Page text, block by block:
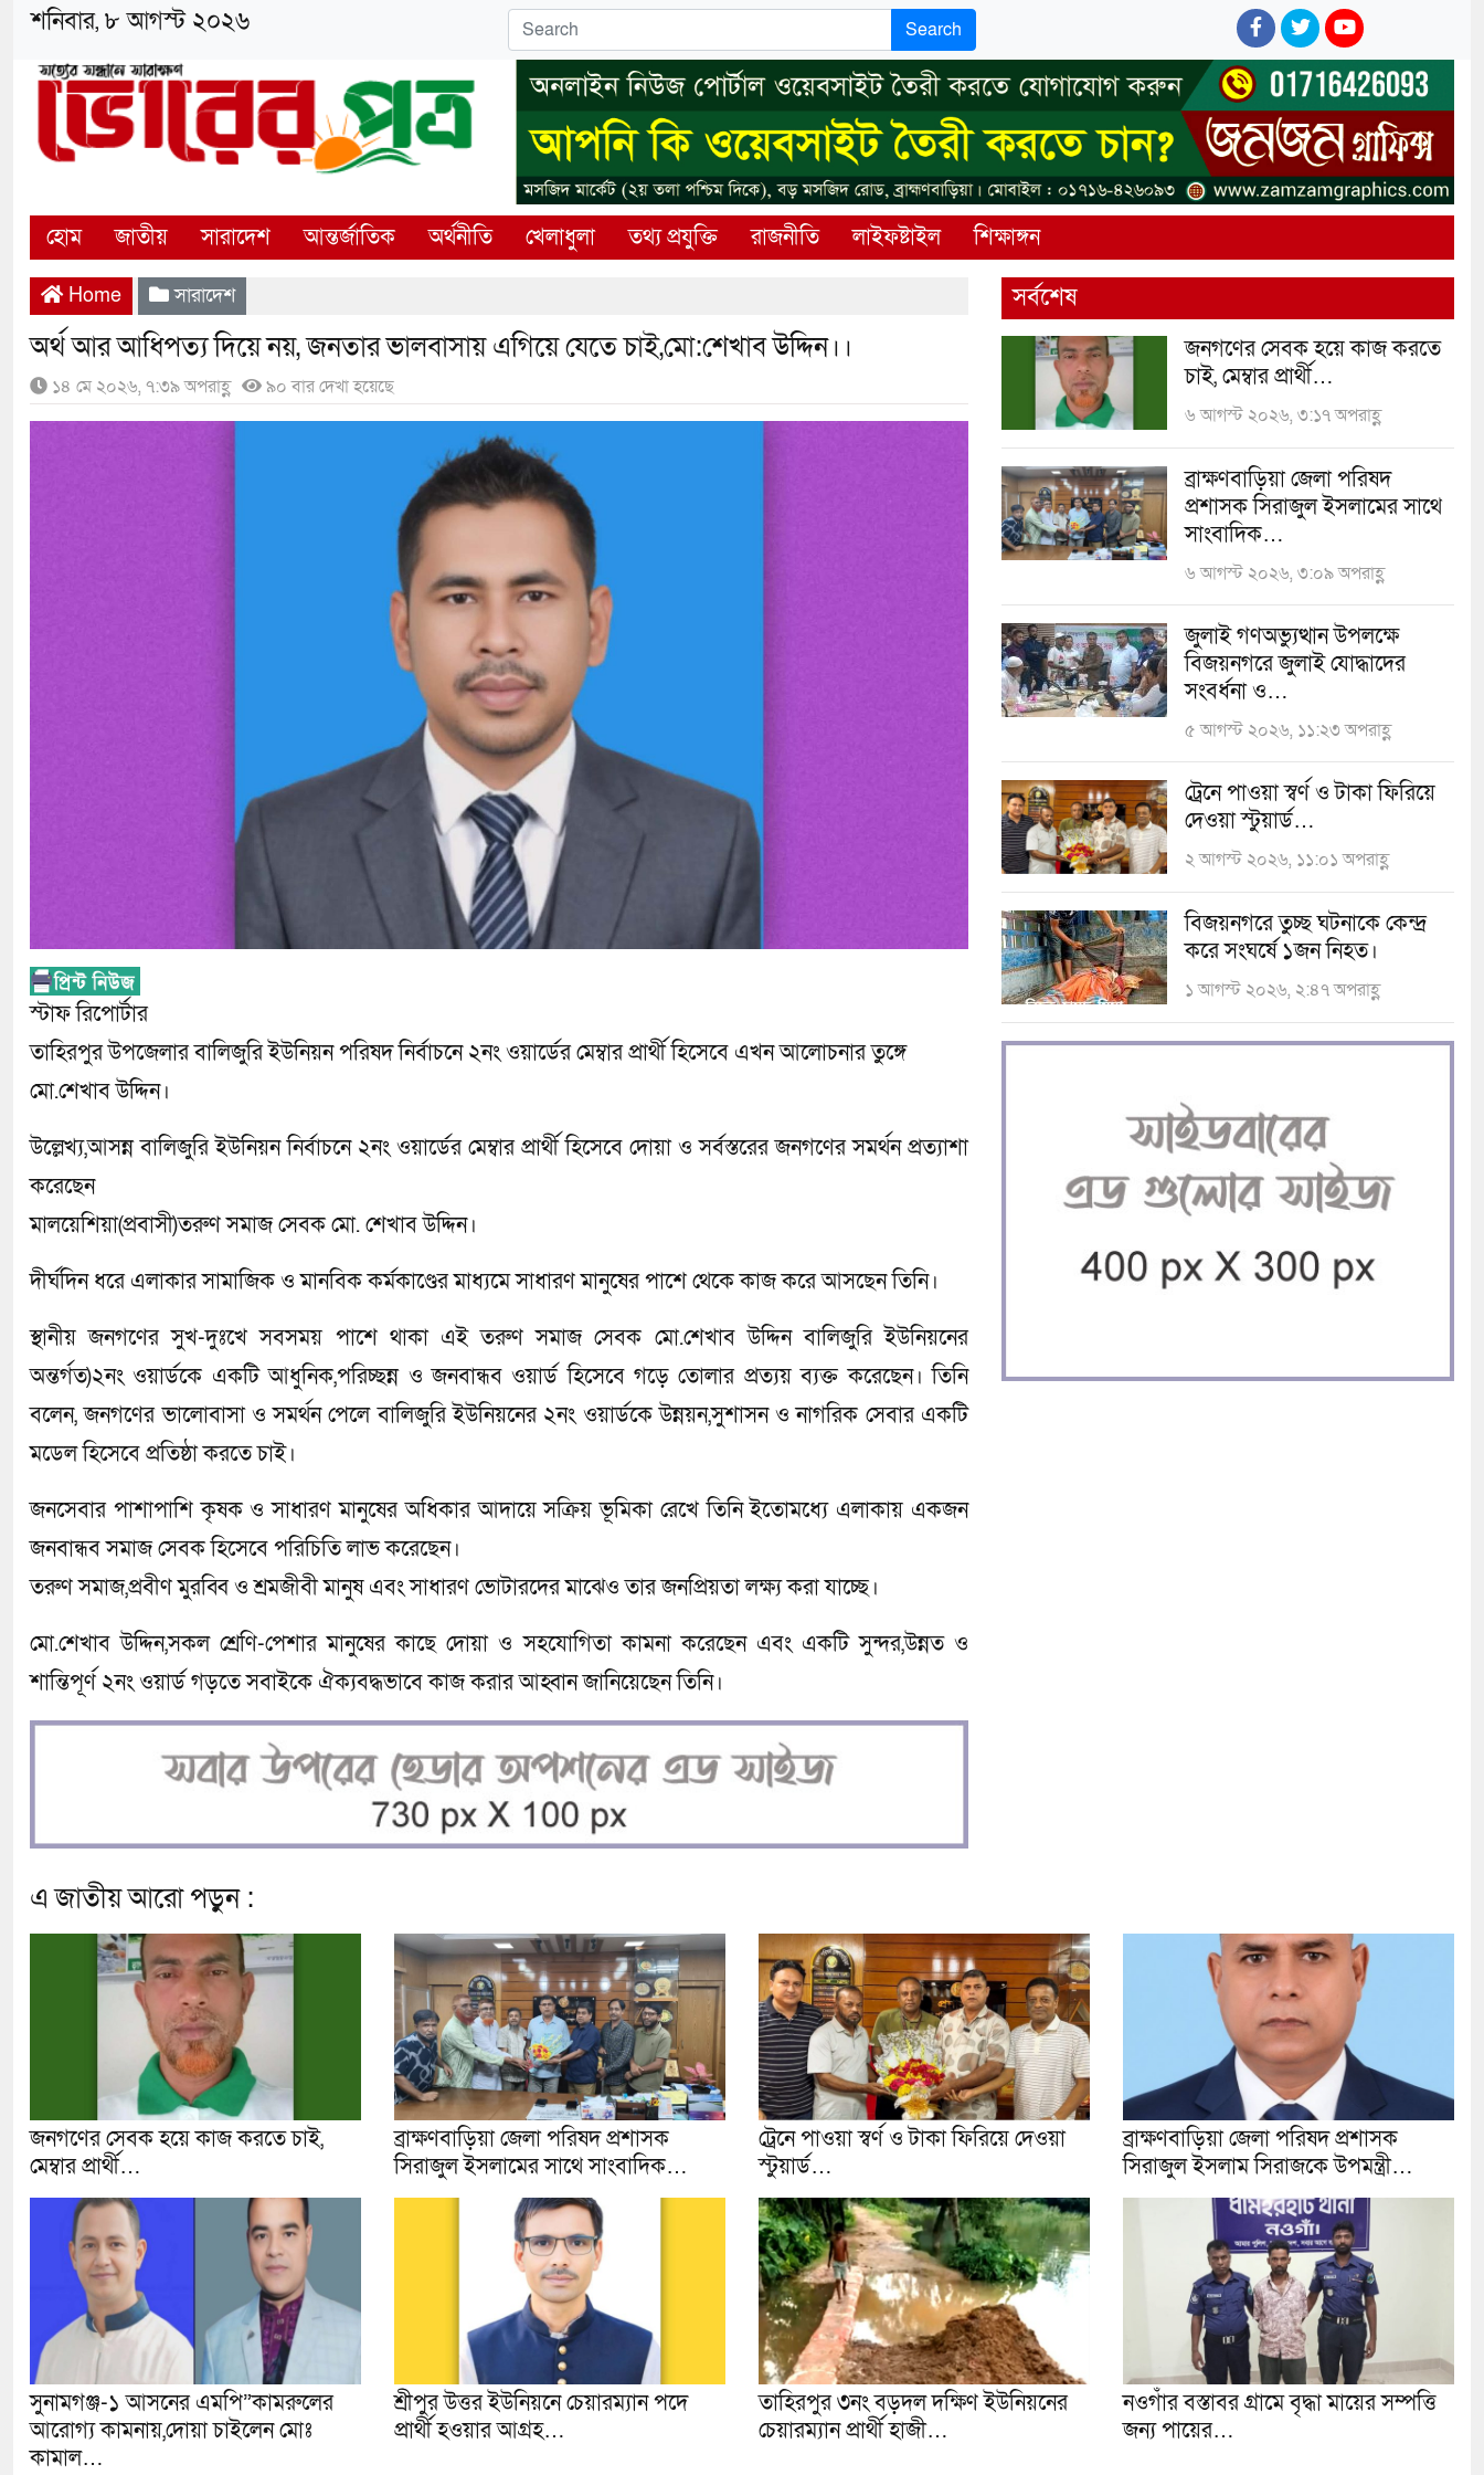
শনিবার, ৮ আগস্ট ২০২৬ Search
হোম জাতীয় সারাদেশ আন্তর্জাতিক অর্থনীতি খেলাধুলা তথ্য প্রযুক্তি রাজনীতি লাইফষ্টাইল শিক্ষাঙ্গন
Home সারাদেশ
অর্থ আর আধিপত্য দিয়ে নয়, জনতার ভালবাসায় এগিয়ে যেতে চাই,মো:শেখাব উদ্দিন।।
১৪ মে ২০২৬, ৭:৩৯ অপরাহ্ণ ৯০ বার দেখা হয়েছে
স্টাফ রিপোর্টার
তাহিরপুর উপজেলার বালিজুরি ইউনিয়ন পরিষদ নির্বাচনে ২নং ওয়ার্ডের মেম্বার প্রার্থী হিসেবে এখন আলোচনার তুঙ্গে
মো.শেখাব উদ্দিন।
উল্লেখ্য,আসন্ন বালিজুরি ইউনিয়ন নির্বাচনে ২নং ওয়ার্ডের মেম্বার প্রার্থী হিসেবে দোয়া ও সর্বস্তরের জনগণের সমর্থন প্রত্যাশা
করেছেন
মালয়েশিয়া(প্রবাসী)তরুণ সমাজ সেবক মো. শেখাব উদ্দিন।
দীর্ঘদিন ধরে এলাকার সামাজিক ও মানবিক কর্মকাণ্ডের মাধ্যমে সাধারণ মানুষের পাশে থেকে কাজ করে আসছেন তিনি।
স্থানীয় জনগণের সুখ-দুঃখে সবসময় পাশে থাকা এই তরুণ সমাজ সেবক মো.শেখাব উদ্দিন বালিজুরি ইউনিয়নের
অন্তর্গত)২নং ওয়ার্ডকে একটি আধুনিক,পরিচ্ছন্ন ও জনবান্ধব ওয়ার্ড হিসেবে গড়ে তোলার প্রত্যয় ব্যক্ত করেছেন। তিনি
বলেন, জনগণের ভালোবাসা ও সমর্থন পেলে বালিজুরি ইউনিয়নের ২নং ওয়ার্ডকে উন্নয়ন,সুশাসন ও নাগরিক সেবার একটি
মডেল হিসেবে প্রতিষ্ঠা করতে চাই।
জনসেবার পাশাপাশি কৃষক ও সাধারণ মানুষের অধিকার আদায়ে সক্রিয় ভূমিকা রেখে তিনি ইতোমধ্যে এলাকায় একজন
জনবান্ধব সমাজ সেবক হিসেবে পরিচিতি লাভ করেছেন।
তরুণ সমাজ,প্রবীণ মুরব্বি ও শ্রমজীবী মানুষ এবং সাধারণ ভোটারদের মাঝেও তার জনপ্রিয়তা লক্ষ্য করা যাচ্ছে।
মো.শেখাব উদ্দিন,সকল শ্রেণি-পেশার মানুষের কাছে দোয়া ও সহযোগিতা কামনা করেছেন এবং একটি সুন্দর,উন্নত ও
শান্তিপূর্ণ ২নং ওয়ার্ড গড়তে সবাইকে ঐক্যবদ্ধভাবে কাজ করার আহ্বান জানিয়েছেন তিনি।
সর্বশেষ
জনগণের সেবক হয়ে কাজ করতে
চাই, মেম্বার প্রার্থী…
৬ আগস্ট ২০২৬, ৩:১৭ অপরাহ্ণ
ব্রাক্ষণবাড়িয়া জেলা পরিষদ
প্রশাসক সিরাজুল ইসলামের সাথে
সাংবাদিক…
৬ আগস্ট ২০২৬, ৩:০৯ অপরাহ্ণ
জুলাই গণঅভ্যুত্থান উপলক্ষে
বিজয়নগরে জুলাই যোদ্ধাদের
সংবর্ধনা ও…
৫ আগস্ট ২০২৬, ১১:২৩ অপরাহ্ণ
ট্রেনে পাওয়া স্বর্ণ ও টাকা ফিরিয়ে
দেওয়া স্টুয়ার্ড…
২ আগস্ট ২০২৬, ১১:০১ অপরাহ্ণ
বিজয়নগরে তুচ্ছ ঘটনাকে কেন্দ্র
করে সংঘর্ষে ১জন নিহত।
১ আগস্ট ২০২৬, ২:৪৭ অপরাহ্ণ
এ জাতীয় আরো পড়ুন :
জনগণের সেবক হয়ে কাজ করতে চাই,
মেম্বার প্রার্থী…
ব্রাক্ষণবাড়িয়া জেলা পরিষদ প্রশাসক
সিরাজুল ইসলামের সাথে সাংবাদিক…
ট্রেনে পাওয়া স্বর্ণ ও টাকা ফিরিয়ে দেওয়া
স্টুয়ার্ড…
ব্রাক্ষণবাড়িয়া জেলা পরিষদ প্রশাসক
সিরাজুল ইসলাম সিরাজকে উপমন্ত্রী…
সুনামগঞ্জ-১ আসনের এমপি”কামরুলের
আরোগ্য কামনায়,দোয়া চাইলেন মোঃ
কামাল…
শ্রীপুর উত্তর ইউনিয়নে চেয়ারম্যান পদে
প্রার্থী হওয়ার আগ্ৰহ…
তাহিরপুর ৩নং বড়দল দক্ষিণ ইউনিয়নের
চেয়ারম্যান প্রার্থী হাজী…
নওগাঁর বস্তাবর গ্রামে বৃদ্ধা মায়ের সম্পত্তি
জন্য পায়ের…